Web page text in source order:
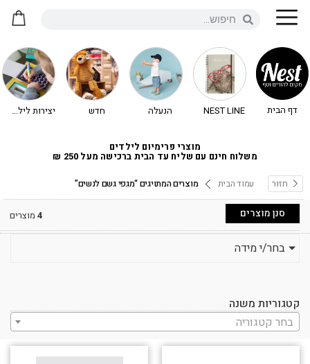
דף הבית NEST LINE הנעלה חדש יצירות לילדים - יצירה לילדים
מוצרי פרימיום לילדים
משלוח חינם עם שליח עד הבית ברכישה מעל 250 ₪
חזור עמוד הבית מוצרים המתויגים “מגפי גשם לנשים”
4 מוצרים סנן מוצרים
בחר/י מידה
קטגוריות משנה
בחר קטגוריה